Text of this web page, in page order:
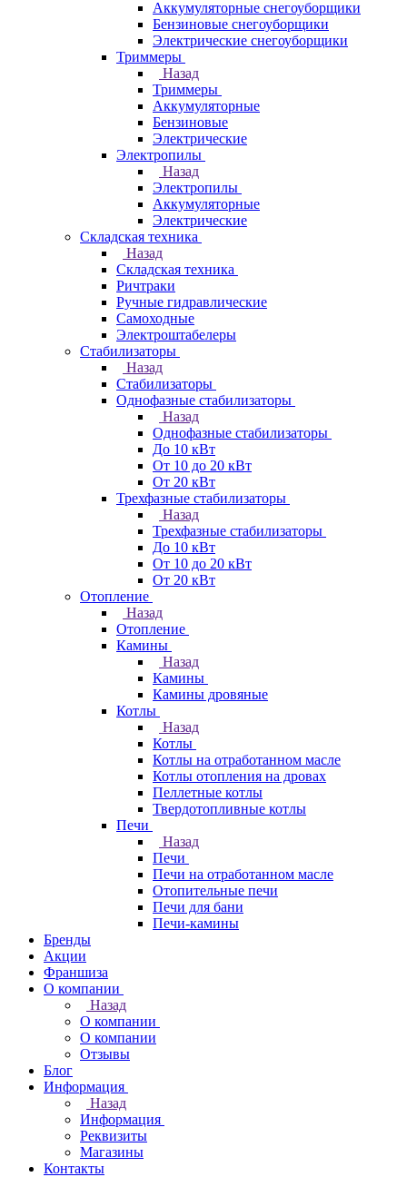
Аккумуляторные снегоуборщики
Бензиновые снегоуборщики
Электрические снегоуборщики
Триммеры
Назад
Триммеры
Аккумуляторные
Бензиновые
Электрические
Электропилы
Назад
Электропилы
Аккумуляторные
Электрические
Складская техника
Назад
Складская техника
Ричтраки
Ручные гидравлические
Самоходные
Электроштабелеры
Стабилизаторы
Назад
Стабилизаторы
Однофазные стабилизаторы
Назад
Однофазные стабилизаторы
До 10 кВт
От 10 до 20 кВт
От 20 кВт
Трехфазные стабилизаторы
Назад
Трехфазные стабилизаторы
До 10 кВт
От 10 до 20 кВт
От 20 кВт
Отопление
Назад
Отопление
Камины
Назад
Камины
Камины дровяные
Котлы
Назад
Котлы
Котлы на отработанном масле
Котлы отопления на дровах
Пеллетные котлы
Твердотопливные котлы
Печи
Назад
Печи
Печи на отработанном масле
Отопительные печи
Печи для бани
Печи-камины
Бренды
Акции
Франшиза
О компании
Назад
О компании
О компании
Отзывы
Блог
Информация
Назад
Информация
Реквизиты
Магазины
Контакты